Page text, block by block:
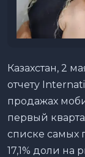
Казахстан, 2
отчету
продажах
первый
списке самых
17,1% доли на